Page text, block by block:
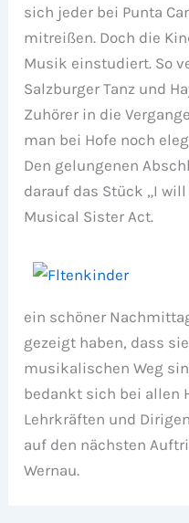
sich jeder bei Punta
mitreißen. Doch die
Musik einstudiert. So
Salzburger Tanz und
Zuhörer in die
man bei Hofe noch
Den gelungenen
darauf das Stück „I
Musical Sister Act.
ein schöner
gezeigt haben, dass
musikalischen Weg
bedankt sich bei allen
Lehrkräften und
auf den nächsten
Wernau.